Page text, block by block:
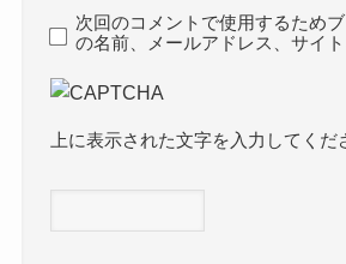
次回のコメントで使用するため
の名前、メールアドレス、サイト
上に表示された文字を入力してくだ